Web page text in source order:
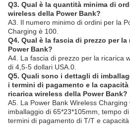
Q3. Qual è la quantità minima di
wireless della Power Bank?
A3. Il numero minimo di ordini per la
Charging è 100.
Q4. Qual è la fascia di prezzo per
Power Bank?
A4. La fascia di prezzo per la ricarica
di 4,5-5 dollari USA.0.
Q5. Quali sono i dettagli di
i termini di pagamento e la
ricarica wireless della Power Bank?
A5. La Power Bank Wireless
imballaggio di 65*23*105mm, tempo
termini di pagamento di T/T e